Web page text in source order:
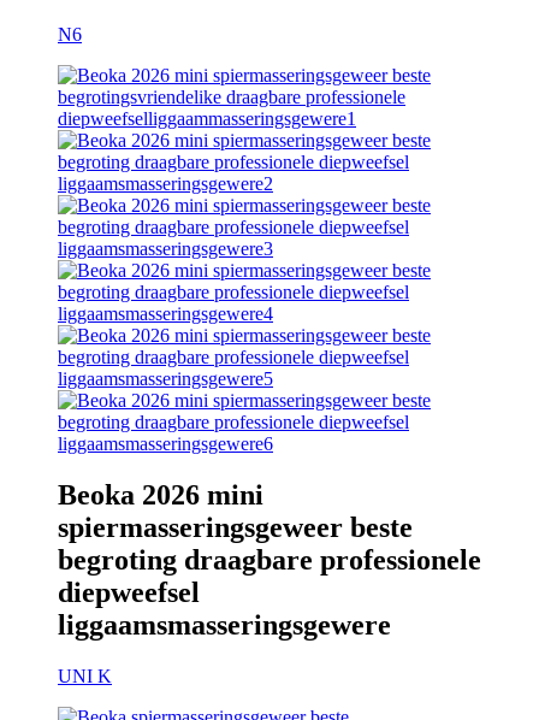
N6
Beoka 2026 mini
spiermasseringsgeweer beste
begroting draagbare professionele
diepweefsel
liggaamsmasseringsgewere
UNI K